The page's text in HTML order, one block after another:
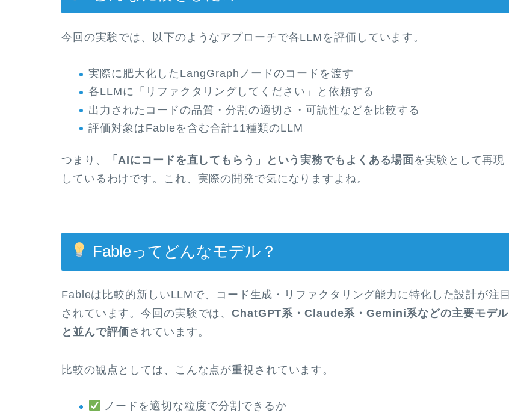
今回の実験では、以下のようなアプローチで各LLMを評価しています。
実際に肥大化したLangGraphノードのコードを渡す
各LLMに「リファクタリングしてください」と依頼する
出力されたコードの品質・分割の適切さ・可読性などを比較する
評価対象はFableを含む合計11種類のLLM
つまり、 「AIにコードを直してもらう」という実務でもよくある場面 を実験として再現
しているわけです。これ、実際の開発で気になりますよね。
Fableってどんなモデル？
Fableは比較的新しいLLMで、コード生成・リファクタリング能力に特化した設計が注目
されています。今回の実験では、ChatGPT系・Claude系・Gemini系などの主要モデル
と並んで評価されています。
比較の観点としては、こんな点が重視されています。
ノードを適切な粒度で分割できるか